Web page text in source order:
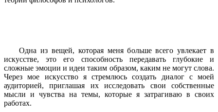
Одна из вещей, которая меня больше всего увлекает в
искусстве, это его способность передавать глубокие и
сложные эмоции и идеи таким образом, каким не могут слова.
Через мое искусство я стремлюсь создать диалог с моей
аудиторией, приглашая их исследовать свои собственные
мысли и чувства на темы, которые я затрагиваю в своих
работах.